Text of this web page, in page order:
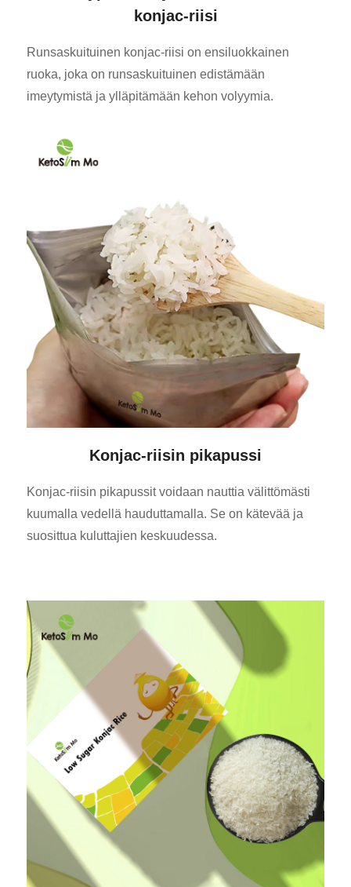
konjac-riisi
Runsaskuituinen konjac-riisi on ensiluokkainen
ruoka, joka on runsaskuituinen edistämään
imeytymistä ja ylläpitämään kehon volyymia.
Konjac-riisin pikapussi
Konjac-riisin pikapussit voidaan nauttia välittömästi
kuumalla vedellä hauduttamalla. Se on kätevää ja
suosittua kuluttajien keskuudessa.